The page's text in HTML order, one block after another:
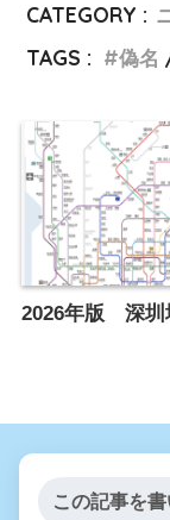
CATEGORY :
TAGS :
偽名
2026年版 深圳
この記事を書